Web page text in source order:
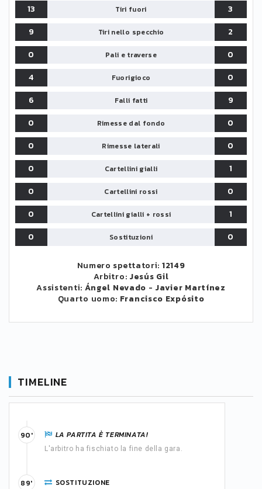
13 Tiri fuori
3
9
Tiri nello specchio
2
0
Pali e traverse
0
4
Fuorigioco
0
6
Falli fatti
9
0
Rimesse dal fondo
0
0
Rimesse laterali
0
0
Cartellini gialli
1
0
Cartellini rossi
0
0
Cartellini gialli + rossi
1
0
Sostituzioni 0
Numero spettatori: 12149
Arbitro: Jesús Gil
Assistenti: Ángel Nevado - Javier Martínez
Quarto uomo: Francisco Expósito
TIMELINE
LA PARTITA È TERMINATA!
L'arbitro ha fischiato la fine della gara.
90'
SOSTITUZIONE
89'